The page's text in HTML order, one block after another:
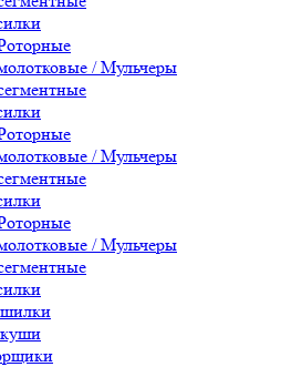
/ Мульчеры
/ Мульчеры
/ Мульчеры